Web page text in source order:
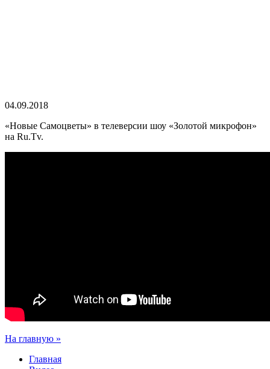
04.09.2018
«Новые Самоцветы» в телеверсии шоу «Золотой микрофон»
на Ru.Tv.
На главную »
Главная